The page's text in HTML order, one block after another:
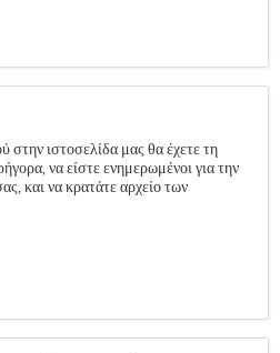
στην ιστοσελίδα μας θα έχετε τη
να είστε ενημερωμένοι για την
και να κρατάτε αρχείο των